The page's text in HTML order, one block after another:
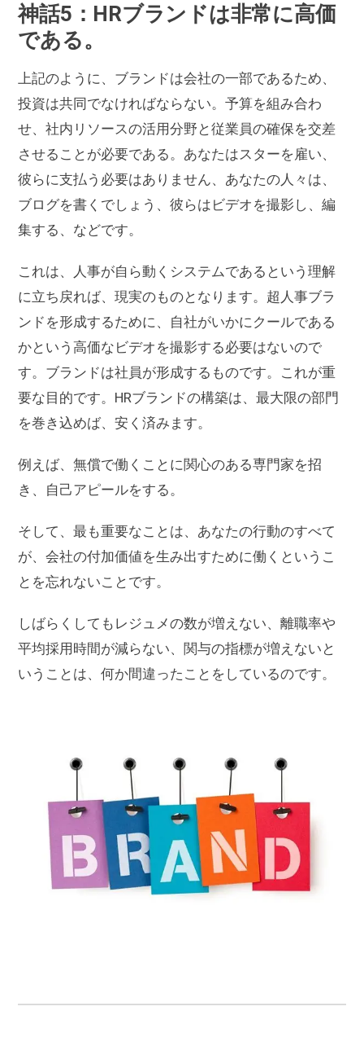
神話5：HRブランドは非常に高価
である。
上記のように、ブランドは会社の一部であるため、
投資は共同でなければならない。予算を組み合わ
せ、社内リソースの活用分野と従業員の確保を交差
させることが必要である。あなたはスターを雇い、
彼らに支払う必要はありません、あなたの人々は、
ブログを書くでしょう、彼らはビデオを撮影し、編
集する、などです。
これは、人事が自ら動くシステムであるという理解
に立ち戻れば、現実のものとなります。超人事ブラ
ンドを形成するために、自社がいかにクールである
かという高価なビデオを撮影する必要はないので
す。ブランドは社員が形成するものです。これが重
要な目的です。HRブランドの構築は、最大限の部門
を巻き込めば、安く済みます。
例えば、無償で働くことに関心のある専門家を招
き、自己アピールをする。
そして、最も重要なことは、あなたの行動のすべて
が、会社の付加価値を生み出すために働くというこ
とを忘れないことです。
しばらくしてもレジュメの数が増えない、離職率や
平均採用時間が減らない、関与の指標が増えないと
いうことは、何か間違ったことをしているのです。